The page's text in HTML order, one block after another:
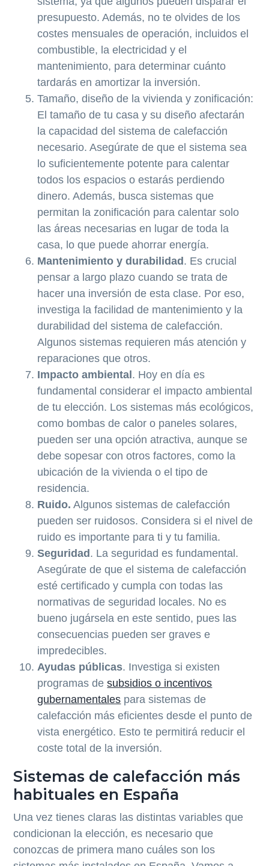
presupuesto. Además, no te olvides de los
costes mensuales de operación, incluidos el
combustible, la electricidad y el
mantenimiento, para determinar cuánto
tardarás en amortizar la inversión.
Tamaño, diseño de la vivienda y zonificación:
El tamaño de tu casa y su diseño afectarán
la capacidad del sistema de calefacción
necesario. Asegúrate de que el sistema sea
lo suficientemente potente para calentar
todos los espacios o estarás perdiendo
dinero. Además, busca sistemas que
permitan la zonificación para calentar solo
las áreas necesarias en lugar de toda la
casa, lo que puede ahorrar energía.
Mantenimiento y durabilidad . Es crucial
pensar a largo plazo cuando se trata de
hacer una inversión de esta clase. Por eso,
investiga la facilidad de mantenimiento y la
durabilidad del sistema de calefacción.
Algunos sistemas requieren más atención y
reparaciones que otros.
Impacto ambiental . Hoy en día es
fundamental considerar el impacto ambiental
de tu elección. Los sistemas más ecológicos,
como bombas de calor o paneles solares,
pueden ser una opción atractiva, aunque se
debe sopesar con otros factores, como la
ubicación de la vivienda o el tipo de
residencia.
Ruido. Algunos sistemas de calefacción
pueden ser ruidosos. Considera si el nivel de
ruido es importante para ti y tu familia.
Seguridad . La seguridad es fundamental.
Asegúrate de que el sistema de calefacción
esté certificado y cumpla con todas las
normativas de seguridad locales. No es
bueno jugársela en este sentido, pues las
consecuencias pueden ser graves e
impredecibles.
Ayudas públicas. Investiga si existen
programas desubsidios o incentivos
gubernamentales para sistemas de
calefacción más eficientes desde el punto de
vista energético. Esto te permitirá reducir el
coste total de la inversión.
Sistemas de calefacción más
habituales en España
Una vez tienes claras las distintas variables que
condicionan la elección, es necesario que
conozcas de primera mano cuáles son los